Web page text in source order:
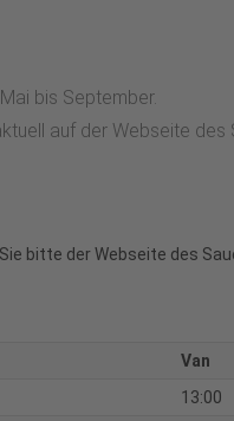
bis September.
auf der Webseite
bitte der Webseite des
Van
13:00